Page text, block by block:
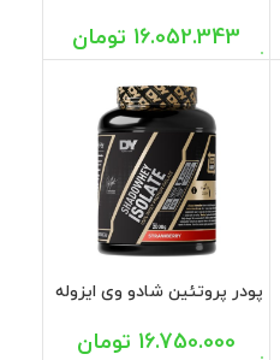
16.052.343 تومان
پودر پروتئین شادو وی ایزوله
یتس 2000 گرم16.750.000 تومان